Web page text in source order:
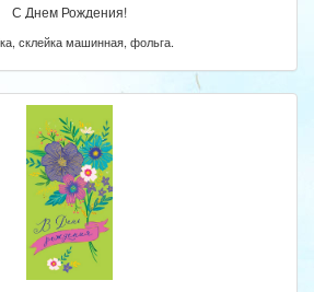
С Днем Рождения!
склейка машинная, фольга.